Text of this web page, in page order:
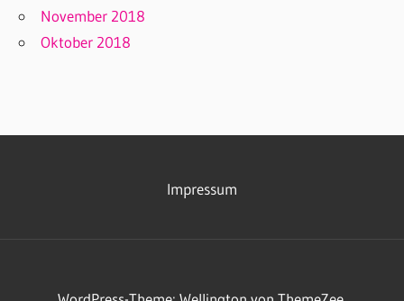
November 2018
Oktober 2018
Impressum